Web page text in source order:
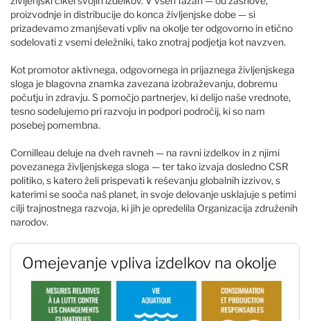
proizvodnje in distribucije do konca življenjske dobe — si
prizadevamo zmanjševati vpliv na okolje ter odgovorno in etično
sodelovati z vsemi deležniki, tako znotraj podjetja kot navzven.
Kot promotor aktivnega, odgovornega in prijaznega življenjskega
sloga je blagovna znamka zavezana izobraževanju, dobremu
počutju in zdravju. S pomočjo partnerjev, ki delijo naše vrednote,
tesno sodelujemo pri razvoju in podpori področij, ki so nam
posebej pomembna.
Cornilleau deluje na dveh ravneh — na ravni izdelkov in z njimi
povezanega življenjskega sloga — ter tako izvaja dosledno CSR
politiko, s katero želi prispevati k reševanju globalnih izzivov, s
katerimi se sooča naš planet, in svoje delovanje usklajuje s petimi
cilji trajnostnega razvoja, ki jih je opredelila Organizacija združenih
narodov.
Omejevanje vpliva izdelkov na okolje